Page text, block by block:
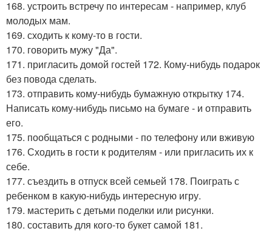
168. устроить встречу по интересам - например, клуб
молодых мам.
169. сходить к кому-то в гости.
170. говорить мужу "Да".
171. пригласить домой гостей 172. Кому-нибудь подарок
без повода сделать.
173. отправить кому-нибудь бумажную открытку 174.
Написать кому-нибудь письмо на бумаге - и отправить
его.
175. пообщаться с родными - по телефону или вживую
176. Сходить в гости к родителям - или пригласить их к
себе.
177. съездить в отпуск всей семьей 178. Поиграть с
ребенком в какую-нибудь интересную игру.
179. мастерить с детьми поделки или рисунки.
180. составить для кого-то букет самой 181.